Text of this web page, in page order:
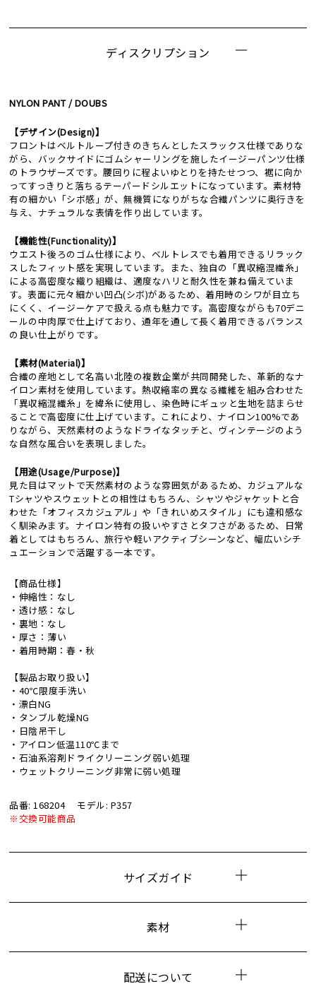
ディスクリプション
NYLON PANT / DOUBS
【デザイン(Design)】
フロントはベルトループ付きのきちんとしたスラックス仕様でありな
がら、バックサイドにゴムシャーリングを施したイージーパンツ仕様
のトラウザーズです。腰回りに程よいゆとりを持たせつつ、裾に向か
ってすっきりと落ちるテーパードシルエットになっています。素材特
有の細かい「シボ感」が、無機質になりがちな合繊パンツに奥行きを
与え、ナチュラルな表情を作り出しています。
【機能性(Functionality)】
ウエスト後ろのゴム仕様により、ベルトレスでも着用できるリラック
スしたフィット感を実現しています。また、独自の「異収縮混繊糸」
による高密度な織り組織は、適度なハリと耐久性を兼ね備えていま
す。表面に元々細かい凹凸(シボ)があるため、着用時のシワが目立ち
にくく、イージーケアで扱える点も魅力です。高密度ながらも70デニ
ールの中肉厚で仕上げており、通年を通して長く着用できるバランス
の良い仕上がりです。
【素材(Material)】
合繊の産地として名高い北陸の複数企業が共同開発した、革新的なナ
イロン素材を使用しています。熱収縮率の異なる繊維を組み合わせた
「異収縮混繊糸」を緯糸に使用し、染色時にギュッと生地を詰まらせ
ることで高密度に仕上げています。これにより、ナイロン100%であ
りながら、天然素材のようなドライなタッチと、ヴィンテージのよう
な自然な風合いを表現しました。
【用途(Usage/Purpose)】
見た目はマットで天然素材のような雰囲気があるため、カジュアルな
Tシャツやスウェットとの相性はもちろん、シャツやジャケットと合
わせた「オフィスカジュアル」や「きれいめスタイル」にも違和感な
く馴染みます。ナイロン特有の扱いやすさとタフさがあるため、日常
着としてはもちろん、旅行や軽いアクティブシーンなど、幅広いシチ
ュエーションで活躍する一本です。
【商品仕様】
・伸縮性：なし
・透け感：なし
・裏地：なし
・厚さ：薄い
・着用時期：春・秋
【製品お取り扱い】
・40℃限度手洗い
・漂白NG
・タンブル乾燥NG
・日陰吊干し
・アイロン低温110℃まで
・石油系溶剤ドライクリーニング弱い処理
・ウェットクリーニング非常に弱い処理
品番: 168204
モデル: P357
※交換可能商品
サイズガイド
素材
配送について